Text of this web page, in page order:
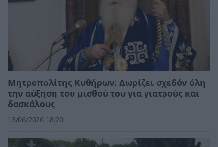
Μητροπολίτης Κυθήρων: Δωρίζει σχεδόν όλη
την αύξηση του μισθού του για γιατρούς και
δασκάλους
13/06/2026 18:20